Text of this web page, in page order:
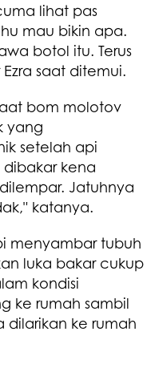
lihat pas
mau bikin apa.
botol itu. Terus
saat ditemui.
bom molotov
yang
setelah api
kena
Jatuhnya
katanya.
menyambar tubuh
luka bakar cukup
kondisi
ke rumah sambil
dilarikan ke rumah